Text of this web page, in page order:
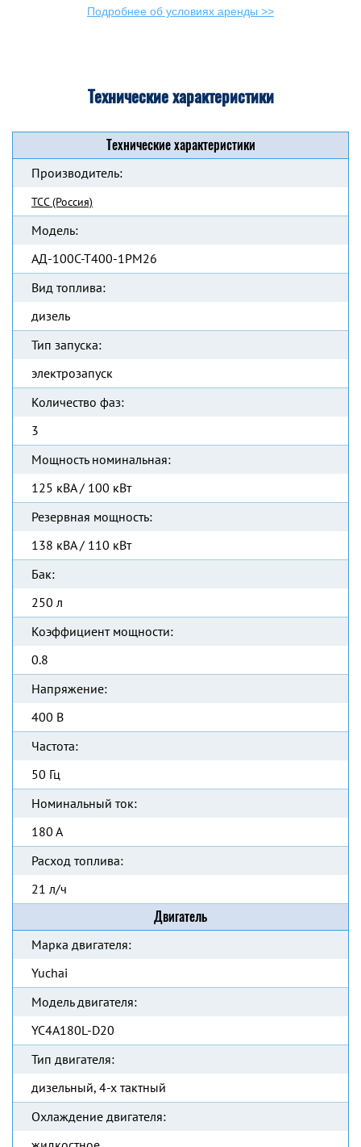
Подробнее об условиях аренды >>
Технические характеристики
Технические характеристики
Производитель:
ТСС (Россия)
Модель:
АД-100С-Т400-1РМ26
Вид топлива:
дизель
Тип запуска:
электрозапуск
Количество фаз:
3
Мощность номинальная:
125 кВА / 100 кВт
Резервная мощность:
138 кВА / 110 кВт
Бак:
250 л
Коэффициент мощности:
0.8
Напряжение:
400 В
Частота:
50 Гц
Номинальный ток:
180 А
Расход топлива:
21 л/ч
Двигатель
Марка двигателя:
Yuchai
Модель двигателя:
YC4A180L-D20
Тип двигателя:
дизельный, 4-х тактный
Охлаждение двигателя: